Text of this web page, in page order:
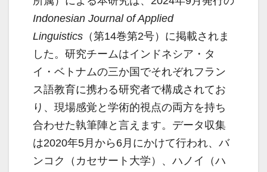
Indonesian Journal of Applied
Linguistics （第14巻第2号）に掲載されま
した。研究チームはインドネシア・タ
イ・ベトナムの三か国でそれぞれフラン
ス語教育に携わる研究者で構成されてお
り、現場感覚と学術的視点の両方を持ち
合わせた執筆陣と言えます。データ収集
は2020年5月から6月にかけて行われ、バ
ンコク（カセサート大学）、ハノイ（ハ